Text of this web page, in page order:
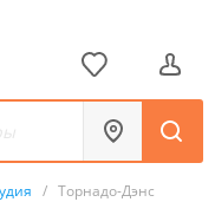
/ Торнадо-Дэнс